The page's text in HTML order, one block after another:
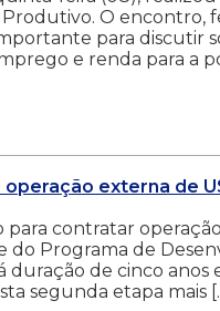
O encontro,
para discutir
e renda para a
externa de
contratar
do Programa de
de cinco anos
segunda etapa mais